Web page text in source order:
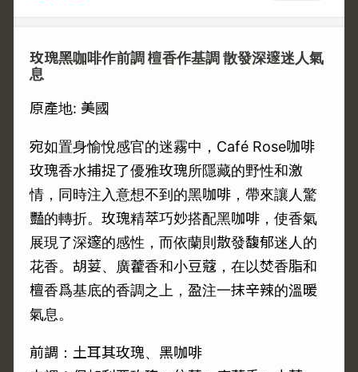
玫瑰黑咖啡作前調 檀香作基調 散發深邃迷人氣
息
原產地: 美國
宛如置身愉悅感官的迷霧中，Café Rose咖啡
玫瑰香水捕捉了優雅玫瑰所隱藏的野性和激
情，同時注入意想不到的黑咖啡，帶來讓人驚
豔的轉折。玫瑰精萃巧妙搭配黑咖啡，使香氣
展現了深邃的感性，而依蘭則散發馥郁迷人的
花香。胡荽、廣藿香和小豆蔻，在以焚香脂和
檀香爲基底的香調之上，盈注一抹辛辣的溫暖
氣息。
前調：土耳其玫瑰、黑咖啡